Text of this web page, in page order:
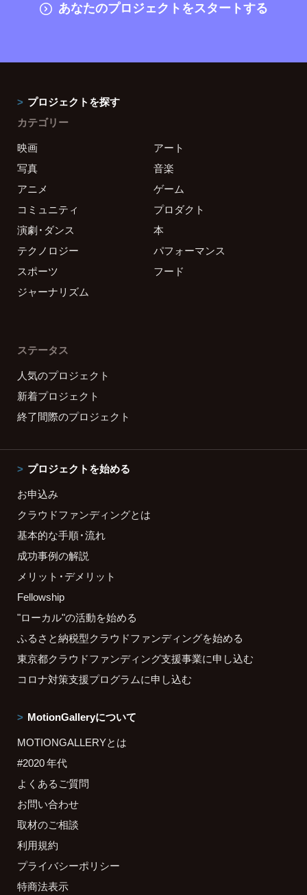
あなたのプロジェクトをスタートする
プロジェクトを探す
カテゴリー
映画
アート
写真
音楽
アニメ
ゲーム
コミュニティ
プロダクト
演劇・ダンス
本
テクノロジー
パフォーマンス
スポーツ
フード
ジャーナリズム
ステータス
人気のプロジェクト
新着プロジェクト
終了間際のプロジェクト
プロジェクトを始める
お申込み
クラウドファンディングとは
基本的な手順・流れ
成功事例の解説
メリット・デメリット
Fellowship
"ローカル"の活動を始める
ふるさと納税型クラウドファンディングを始める
東京都クラウドファンディング支援事業に申し込む
コロナ対策支援プログラムに申し込む
MotionGalleryについて
MOTIONGALLERYとは
#2020 年代
よくあるご質問
お問い合わせ
取材のご相談
利用規約
プライバシーポリシー
特商法表示